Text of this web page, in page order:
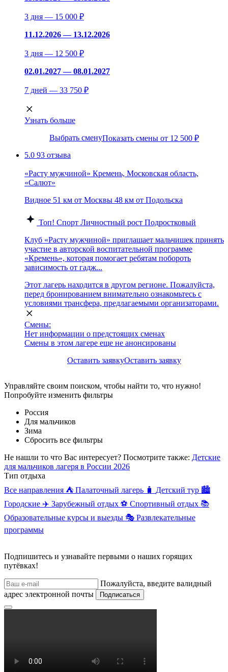
3 дня — 15 000 ₽
11.12.2026 — 13.12.2026
3 дня — 12 500 ₽
02.01.2027 — 08.01.2027
7 дней — 33 750 ₽
Узнать больше
Выбрать сменуПоказать смены от 12 500 ₽
5.0 93 отзыва
«Расту мужчиной» Кремень, Московская область,
«Салют»
Видное 51 км от Москвы 48 км от Подольска
Топ! Спорт Личностный рост Подростковый
Клуб «Расту мужчиной» приглашает мальчишек принять
участие в авторской воспитательной программе
«Кремень», которая помогает ребятам побороть
зависимость от гадж...
Этот лагерь находится в другом регионе. Пожалуйста,
перед бронированием внимательно ознакомьтесь с
условиями трансфера, предлагаемыми организаторами.
Смены:
Нет информации о предстоящих сменах
Смены в этом лагере еще не анонсированы
Оставить заявкуОставить заявку
Управляйте своим поиском, чтобы найти то, что нужно!
Попробуйте изменить фильтры
Россия
Для мальчиков
Зима
Сбросить все фильтры
Не нашли то что Вас интересует? Посмотрите также: Детские
для мальчиков лагеря в России 2026
Тип отдыха
Все направления ⛺ Палаточный лагерь 🧳 Детский тур 🏙️
Городские ✈️ Зарубежный отдых ⚽ Спортивный отдых 📚
Образовательные курсы и выезды 🎭 Развлекательные
программы
Подпишитесь и узнавайте первыми о наших горящих
путёвках!
Пожалуйста, введите валидный
адрес электронной почты
Подписаться